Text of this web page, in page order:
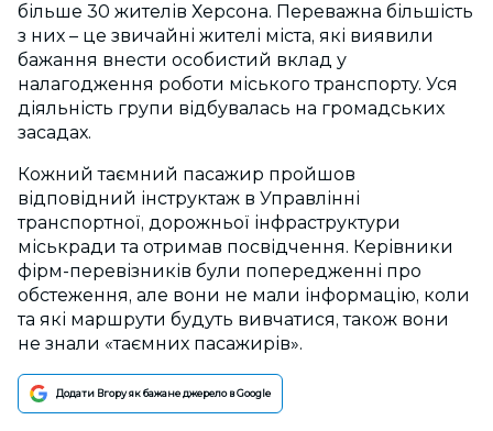
більше 30 жителів Херсона. Переважна більшість
з них – це звичайні жителі міста, які виявили
бажання внести особистий вклад у
налагодження роботи міського транспорту. Уся
діяльність групи відбувалась на громадських
засадах.
Кожний таємний пасажир пройшов
відповідний інструктаж в Управлінні
транспортної, дорожньої інфраструктури
міськради та отримав посвідчення. Керівники
фірм-перевізників були попередженні про
обстеження, але вони не мали інформацію, коли
та які маршрути будуть вивчатися, також вони
не знали «таємних пасажирів».
Додати Вгору як бажане джерело в Google